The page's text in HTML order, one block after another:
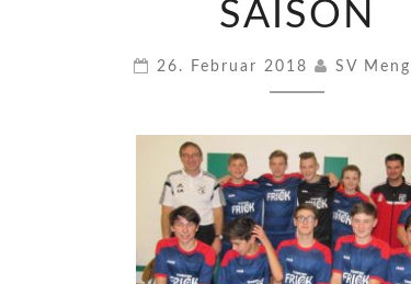
SAISON
SAISON
26. Februar 2018 SV